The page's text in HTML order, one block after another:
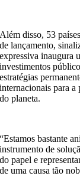
Além disso, 53
de lançamento,
expressiva inaugura
investimentos
estratégias
internacionais para a
do planeta.
“Estamos bastante
instrumento de
do papel e
de uma causa tão